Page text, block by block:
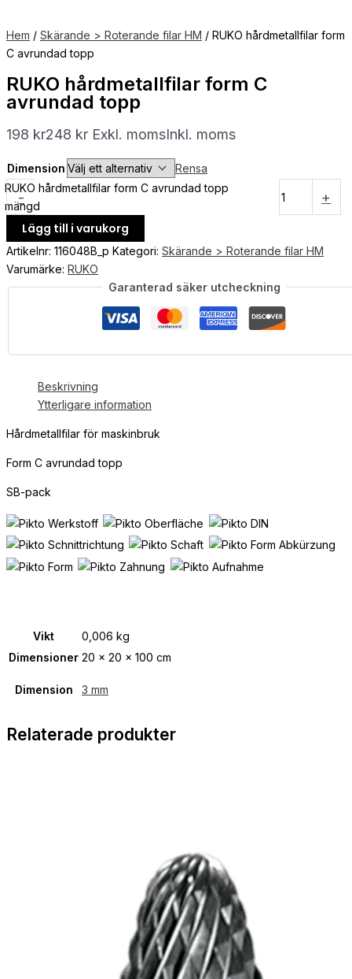
Hem / Skärande > Roterande filar HM / RUKO hårdmetallfilar form
C avrundad topp
RUKO hårdmetallfilar form C
avrundad topp
198 kr248 kr Exkl. momsInkl. moms
Dimension Rensa
-
RUKO hårdmetallfilar form C avrundad topp
mängd
+
Lägg till i varukorg
Artikelnr: 116048B_p Kategori: Skärande > Roterande filar HM
Varumärke: RUKO
Garanterad säker utcheckning
Beskrivning
Ytterligare information
Hårdmetallfilar för maskinbruk
Form C avrundad topp
SB-pack
Vikt
0,006 kg
Dimensioner 20 × 20 × 100 cm
Dimension 3 mm
Relaterade produkter